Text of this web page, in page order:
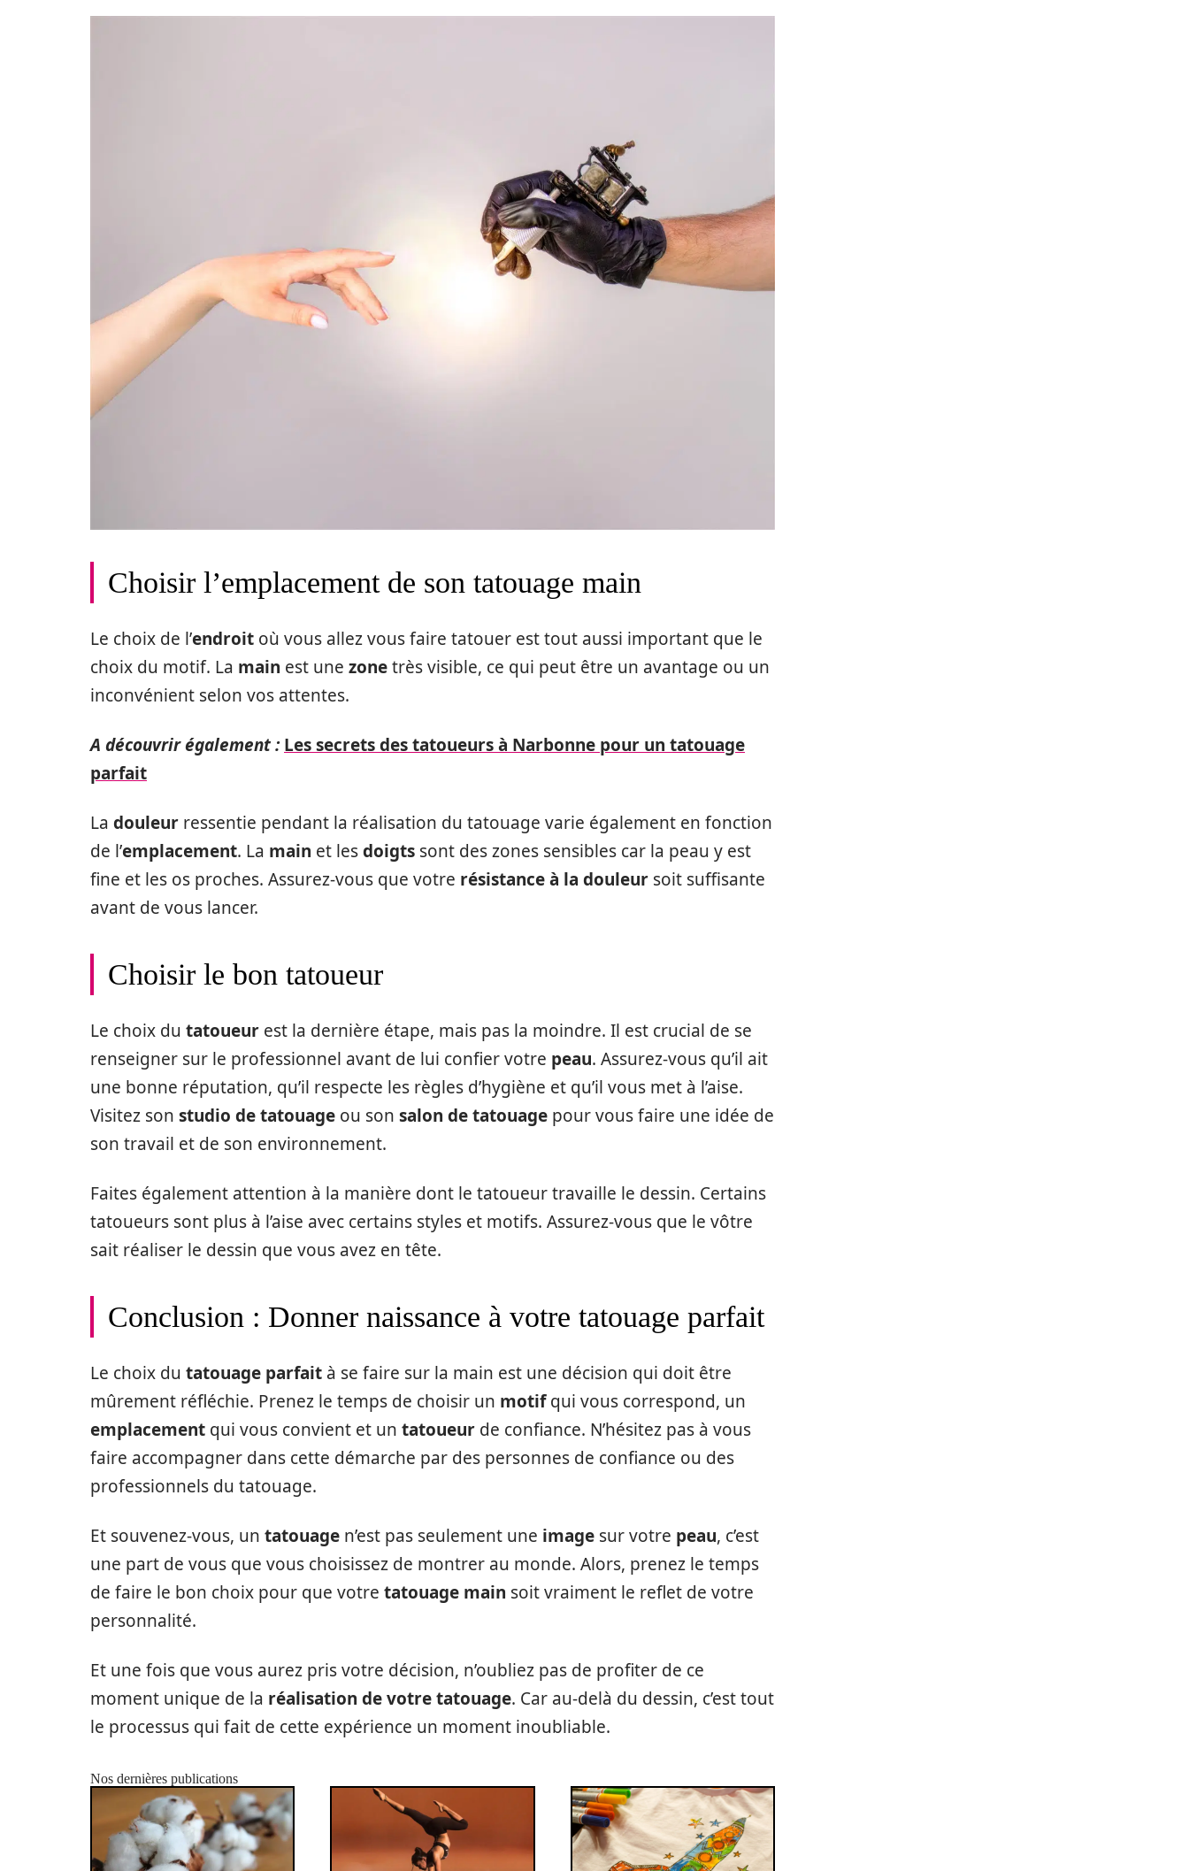
Choisir l’emplacement de son tatouage main
Le choix de l’endroit où vous allez vous faire tatouer est tout aussi important que le
choix du motif. La main est une zonetrès visible, ce qui peut être un avantage ou un
inconvénient selon vos attentes.
A découvrir également : Les secrets des tatoueurs à Narbonne pour un tatouage
parfait
La douleur ressentie pendant la réalisation du tatouage varie également en fonction
de l’emplacement. La main et lesdoigts sont des zones sensibles car la peau y est
fine et les os proches. Assurez-vous que votre résistance à la douleur soit suffisante
avant de vous lancer.
Choisir le bon tatoueur
Le choix du tatoueur est la dernière étape, mais pas la moindre. Il est crucial de se
renseigner sur le professionnel avant de lui confier votre peau. Assurez-vous qu’il ait
une bonne réputation, qu’il respecte les règles d’hygiène et qu’il vous met à l’aise.
Visitez son studio de tatouage ou son salon de tatouage pour vous faire une idée de
son travail et de son environnement.
Faites également attention à la manière dont le tatoueur travaille le dessin. Certains
tatoueurs sont plus à l’aise avec certains styles et motifs. Assurez-vous que le vôtre
sait réaliser le dessin que vous avez en tête.
Conclusion : Donner naissance à votre tatouage parfait
Le choix du tatouage parfait à se faire sur la main est une décision qui doit être
mûrement réfléchie. Prenez le temps de choisir un motifqui vous correspond, un
emplacement qui vous convient et un tatoueur de confiance. N’hésitez pas à vous
faire accompagner dans cette démarche par des personnes de confiance ou des
professionnels du tatouage.
Et souvenez-vous, un tatouage n’est pas seulement une image sur votre peau, c’est
une part de vous que vous choisissez de montrer au monde. Alors, prenez le temps
de faire le bon choix pour que votre tatouage main soit vraiment le reflet de votre
personnalité.
Et une fois que vous aurez pris votre décision, n’oubliez pas de profiter de ce
moment unique de la réalisation de votre tatouage. Car au-delà du dessin, c’est tout
le processus qui fait de cette expérience un moment inoubliable.
Nos dernières publications